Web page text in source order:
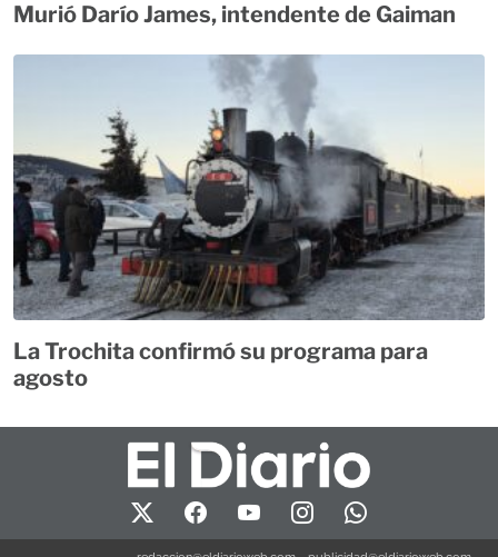
Murió Darío James, intendente de Gaiman
La Trochita confirmó su programa para
agosto